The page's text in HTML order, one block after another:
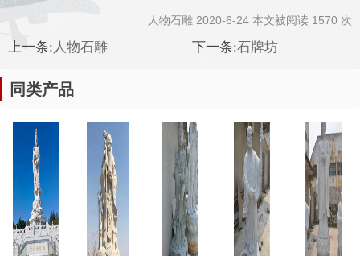
人物石雕 2020-6-24 本文被阅读 1570 次
上一条: 人物石雕 下一条:石牌坊
同类产品